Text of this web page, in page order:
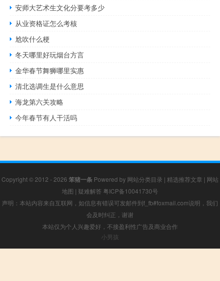
安师大艺术生文化分要考多少
从业资格证怎么考核
尬吹什么梗
冬天哪里好玩烟台方言
金华春节舞狮哪里实惠
清北选调生是什么意思
海龙第六关攻略
今年春节有人干活吗
Copyright © 2012 - 2026 笨猪一条 Powered by 网站分类目录 | 精选推荐文章 | 网站
地图 | 疑难解答 粤ICP备10041730号
声明：本站内容来自互联网，如信息有错误可发邮件到f_fb#foxmail.com说明，我们
会及时纠正，谢谢
本站仅为个人兴趣爱好，不接盈利性广告及商业合作
小男孩